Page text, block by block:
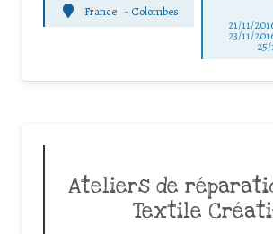
France - Colombes
21/11/
23/11/
Ateliers de
Textile